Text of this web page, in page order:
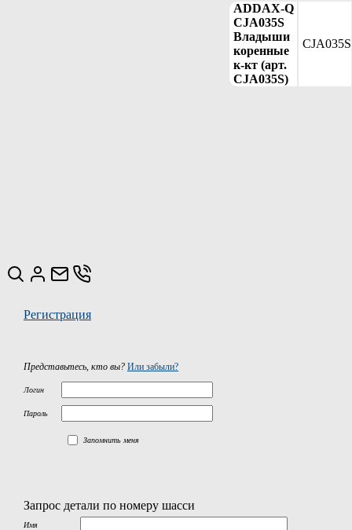
ADDAX-Q
CJA035S
Владыши
коренные
к-кт (арт.
CJA035S)
CJA035S
Регистрация
Представьтесь, кто вы? Или забыли?
Логин
Пароль
Запомнить меня
Запрос детали по номеру шасси
Имя